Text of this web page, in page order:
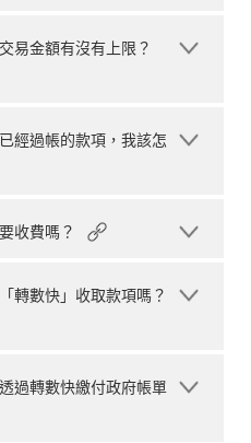
易金額有沒有上限？
經過帳的款項，我該怎
收費嗎？
轉數快」收取款項嗎？
過轉數快繳付政府帳單